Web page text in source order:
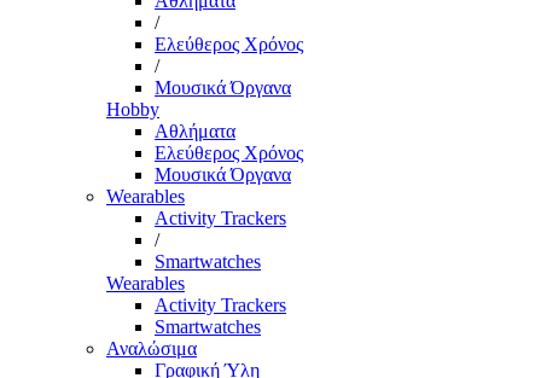
/
Ελεύθερος Χρόνος
/
Μουσικά Όργανα
Hobby
Αθλήματα
Ελεύθερος Χρόνος
Μουσικά Όργανα
Wearables
Activity Trackers
/
Smartwatches
Wearables
Activity Trackers
Smartwatches
Αναλώσιμα
Γραφική Ύλη